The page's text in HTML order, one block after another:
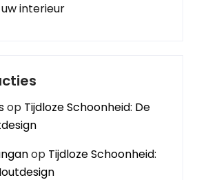
interieur
op Tijdloze Schoonheid: De
op Tijdloze Schoonheid: